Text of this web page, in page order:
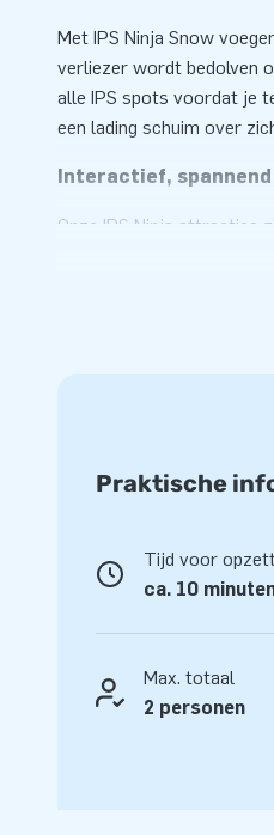
Met IPS Ninja Snow
verliezer wordt bedolven
alle IPS spots voordat je
een lading schuim over
Interactief,
Onze IPS Ninja attracties
minuten tijd. Hang IPS-
gebruik. De IPS Ninja
met 5 jaar garantie. Met
Koop de interactieve IPS
Al meer dan 15 jaar
We zijn er trots op dat
springen. Ons team van
ruim 15.000 klanten
service en levering
Praktische
Tijd voor
ca. 10
Max. totaal
2 personen